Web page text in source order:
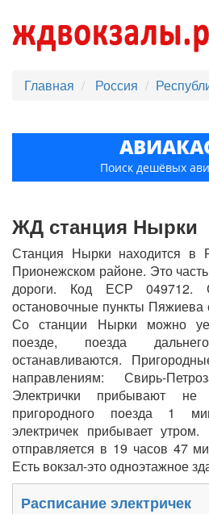
Главная Россия
Поиск дешёвых
ЖД станция Нырки
Станция Нырки находится в
Прионежском районе. Это
дороги. Код ЕСР 049712.
остановочные пункты Пяжиева
Со станции Нырки можно
поезде, поезда
останавливаются.
направлениям: Свирь-
Электрички прибывают не
пригородного поезда 1
электричек прибывает утром.
отправляется в 19 часов 47
Есть вокзал-это одноэтажное
Расписание электричек